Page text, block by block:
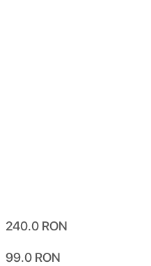
240.0 RON
99.0 RON